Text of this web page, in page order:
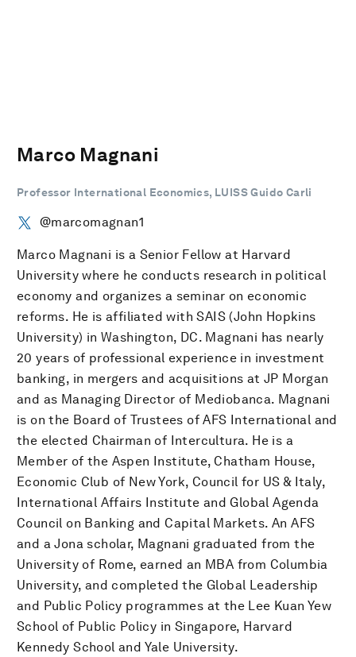
Marco Magnani
Professor International Economics, LUISS Guido Carli
@marcomagnan1
Marco Magnani is a Senior Fellow at Harvard
University where he conducts research in political
economy and organizes a seminar on economic
reforms. He is affiliated with SAIS (John Hopkins
University) in Washington, DC. Magnani has nearly
20 years of professional experience in investment
banking, in mergers and acquisitions at JP Morgan
and as Managing Director of Mediobanca. Magnani
is on the Board of Trustees of AFS International and
the elected Chairman of Intercultura. He is a
Member of the Aspen Institute, Chatham House,
Economic Club of New York, Council for US & Italy,
International Affairs Institute and Global Agenda
Council on Banking and Capital Markets. An AFS
and a Jona scholar, Magnani graduated from the
University of Rome, earned an MBA from Columbia
University, and completed the Global Leadership
and Public Policy programmes at the Lee Kuan Yew
School of Public Policy in Singapore, Harvard
Kennedy School and Yale University.